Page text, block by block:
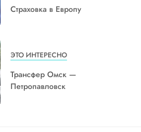
Страховка в Европу
ЭТО ИНТЕРЕСНО
Трансфер Омск —
Петропавловск